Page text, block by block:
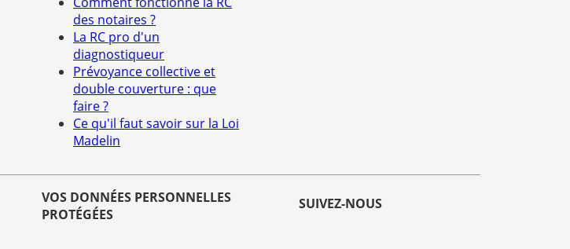
des notaires ?
La RC pro d'un
diagnostiqueur
Prévoyance collective et
double couverture : que
faire ?
Ce qu'il faut savoir sur la Loi
Madelin
VOS DONNÉES PERSONNELLES
PROTÉGÉES
SUIVEZ-NOUS